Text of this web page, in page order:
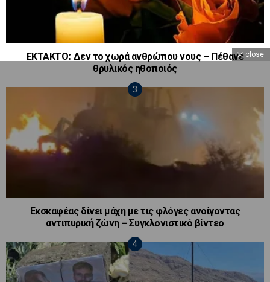
ΕΚΤΑΚΤΟ: Δεν το χωρά ανθρώπου νους – Πέθανε
θρυλικός ηθοποιός
Εκσκαφέας δίνει μάχη με τις φλόγες ανοίγοντας
αντιπυρική ζώνη – Συγκλονιστικό βίντεο
close